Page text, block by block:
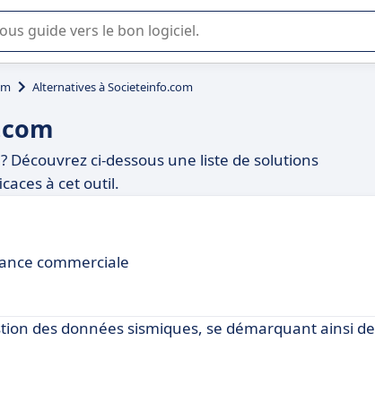
Alternatives à Societeinfo.com
Découvrez ci-dessous une liste de solutions
à cet outil.
commerciale
des données sismiques, se démarquant ainsi de